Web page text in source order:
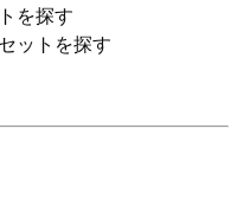
を探す
ットを探す